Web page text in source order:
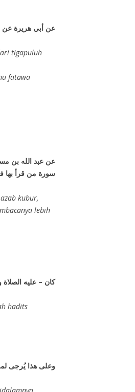
عن أبي هريرة عن
tigapuluh
fatawa
عن عبد الله بن
سورة من قرأ بها
kubur,
lebih
كان – عليه الصلاة
hadits
وعلى هذا يُرجى